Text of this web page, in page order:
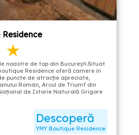
Residence
★
noastre de top din București.Situat
Residence oferă camere în
puncte de atracție apreciate,
Român, Arcul de Triumf din
de Istorie Naturală Grigore
Descoperă
YMY Boutique Residence